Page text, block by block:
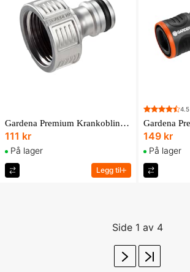
Gardena Premium Krankobling 25,5 Mm (G 3/4")
111 kr
På lager
Legg til
4.5
149 kr
På lager
Side 1 av 4